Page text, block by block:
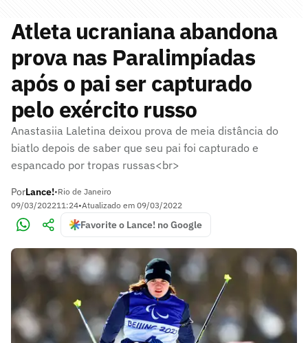
Atleta ucraniana abandona
prova nas Paralimpíadas
após o pai ser capturado
pelo exército russo
Anastasiia Laletina deixou prova de meia distância do
biatlo depois de saber que seu pai foi capturado e
espancado por tropas russas<br>
PorLance!•Rio de Janeiro
09/03/202211:24•Atualizado em 09/03/2022
Favorite o Lance! no Google